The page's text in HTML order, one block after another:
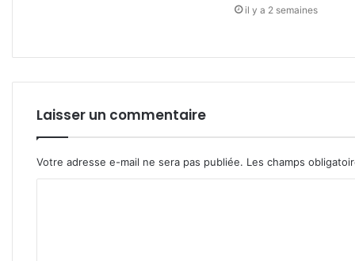
il y a 2 semaines
Laisser un commentaire
Votre adresse e-mail ne sera pas publiée. Les champs